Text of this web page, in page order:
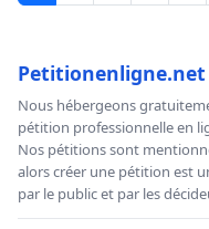
Petitionenligne.net
Nous hébergeons
pétition professionnelle en
Nos pétitions sont
alors créer une pétition est
par le public et par les